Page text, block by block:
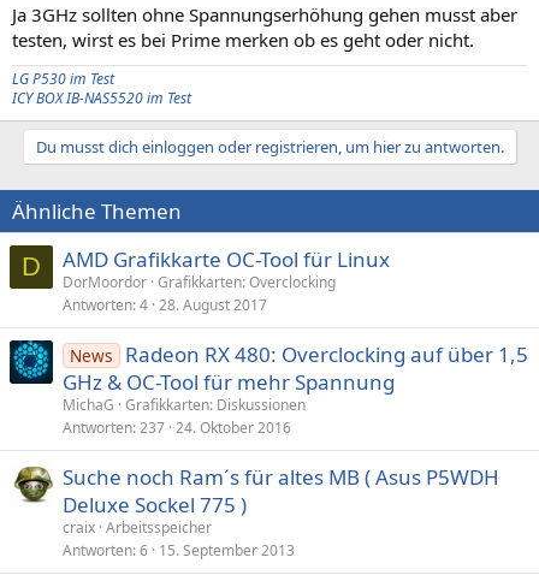
Ja 3GHz sollten ohne Spannungserhöhung gehen musst aber
testen, wirst es bei Prime merken ob es geht oder nicht.
LG P530 im Test
ICY BOX IB-NAS5520 im Test
Du musst dich einloggen oder registrieren, um hier zu antworten.
Ähnliche Themen
D AMD Grafikkarte OC-Tool für Linux
DorMoordor Grafikkarten: Overclocking
Antworten 4 28. August 2017
News
Radeon RX 480: Overclocking auf über 1,5
GHz & OC-Tool für mehr Spannung
MichaG Grafikkarten: Diskussionen
Antworten 237 24. Oktober 2016
Suche noch Ram´s für altes MB ( Asus P5WDH
Deluxe Sockel 775 )
craix Arbeitsspeicher
Antworten 6 15. September 2013